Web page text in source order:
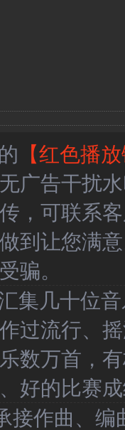
【红色播
广告干扰
，可联系
到让您满
骗。
几十位音
过流行、
数万首，
好的比赛
作曲、编